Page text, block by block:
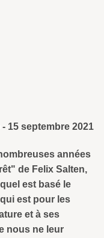
- 15 septembre 2021
années
de Felix Salten,
est basé le
est pour les
et à ses
nous ne leur